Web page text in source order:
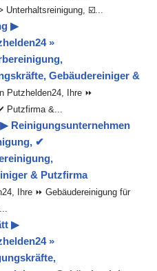
Unterhaltsreinigung, ☑️...
▶︎
»
Gebäudereiniger &
Putzhelden24, Ihre ⏩
Putzfirma &...
Reinigungsunternehmen
✔
& Putzfirma
Ihre ⏩ Gebäudereinigung für
▶︎
»